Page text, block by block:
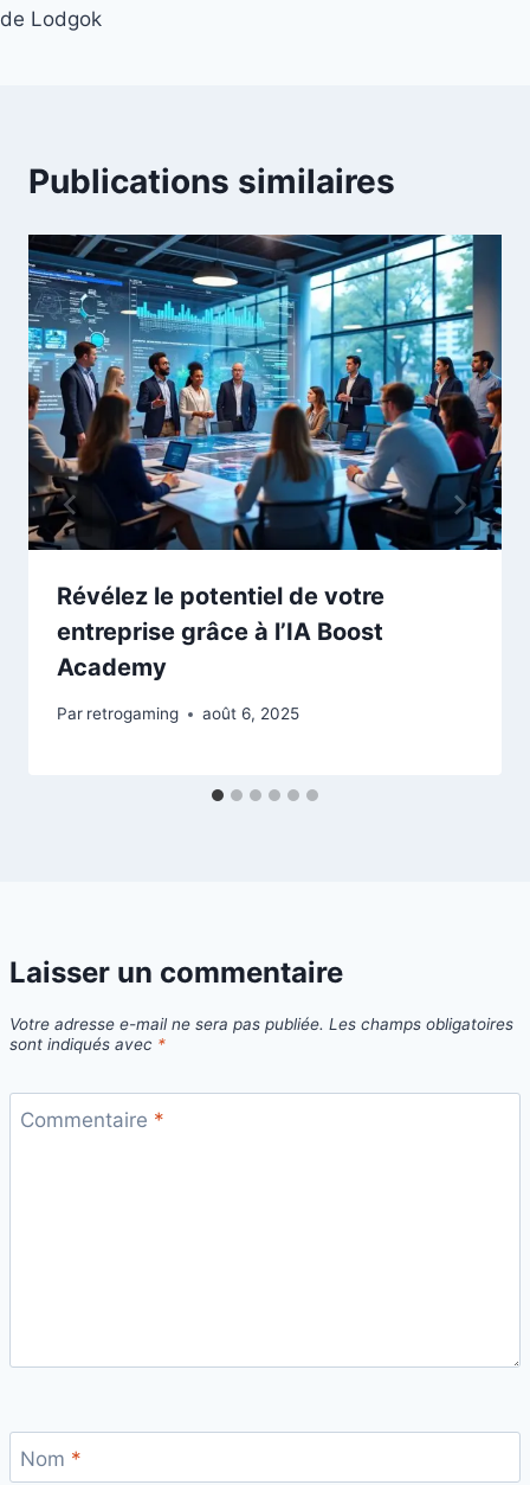
de Lodgok
Publications similaires
Révélez le potentiel de votre
entreprise grâce à l’IA Boost
Academy
Par retrogaming août 6, 2025
Laisser un commentaire
Votre adresse e-mail ne sera pas publiée. Les champs obligatoires
sont indiqués avec *
Commentaire *
Nom *